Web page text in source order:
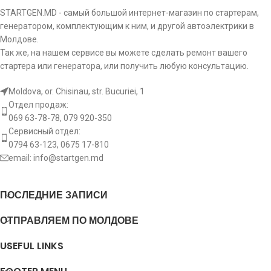
PEUGEOT
DT, Boxer 2.5 TD, Boxer 2.5 TD 4×4, Boxer 2.5
TDi, Boxer 2.5 TDi 4×4, Boxer 2.8 HDi, Boxer 2.8
HDi 4×4, Boxer 2.8 TD
TRUCKS
110.. 110.35 2.8, 110.. 110.50 2.8, 110.. 110.55
2.8, 110.. 110.60 2.8, 130.. 130 2.8, 130.. 130.3
2.8, 130.. 130.6 2.8, 140.. 140.35 2.8, 140..
140.55 2.8, 140.. 140.65 2.8, 150.. 150.35 2.8,
hb:
Высота
19 mm
mt:
Материал Щ/
metall
bq:
Количество
щеток
4 pcs
lb:
Длина
поводка
STARTGEN.MD - самый большой интернет-магазин по стартерам,
генератором, комплектующим к ним, и другой автоэлектрики в
Молдове.
Так же, на нашем сервисе вы можете сделать ремонт вашего
стартера или генератора, или получить любую консультацию.
Moldova, or. Chisinau, str. Bucuriei, 1
Отдел продаж:
069 63-78-78, 079 920-350
Сервисный отдел:
0794 63-123, 0675 17-810
email: info@startgen.md
ПОСЛЕДНИЕ ЗАПИСИ
ОТПРАВЛЯЕМ ПО МОЛДОВЕ
USEFUL LINKS